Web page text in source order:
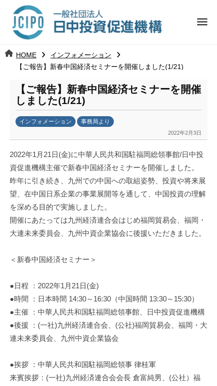
ツ 日
中
投
資
促
進
機
構
j
メ
HOME
インフォメーション
【ご報告】新春中国経済セミナーを開催しました(1/21)
【ご報告】新春中国経済セミナーを開催
しました(1/21)
インフォメーション 事務局より
2022年2月3日
k
a
n
a
u
m
2022年1月21日(金)に中華人民共和国駐福岡総領事館/日中投
資促進機構主催で新春中国経済セミナーを開催しました。
昨年に引き続き、九州での中国への取組姿勢、投資や将来展
望、在中国日系企業の事業展開等を通して、中国投資の理解
を深める目的で実施しました。
開催にあたっては九州経済連合会はじめ福岡貿易会、福岡・
大連未来委員会、九州中資企業協会に後援いただきました。
＜新春中国経済セミナー＞
●日程 ：2022年1月21日(金)
●時間 ：日本時間 14:30～16:30（中国時間 13:30～15:30）
●主催 ：中華人民共和国駐福岡総領事館、日中投資促進機構
●後援 ：(一社)九州経済連合会、(公社)福岡貿易会、福岡・大
連未来委員会、九州中資企業協会
●挨拶 ：中華人民共和国駐福岡総領事 律桂軍
来賓挨拶：(一社)九州経済連合会会長 倉富純男、(公社）福
日
中
資
進
機
構